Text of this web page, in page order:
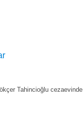
Tahincioğlu